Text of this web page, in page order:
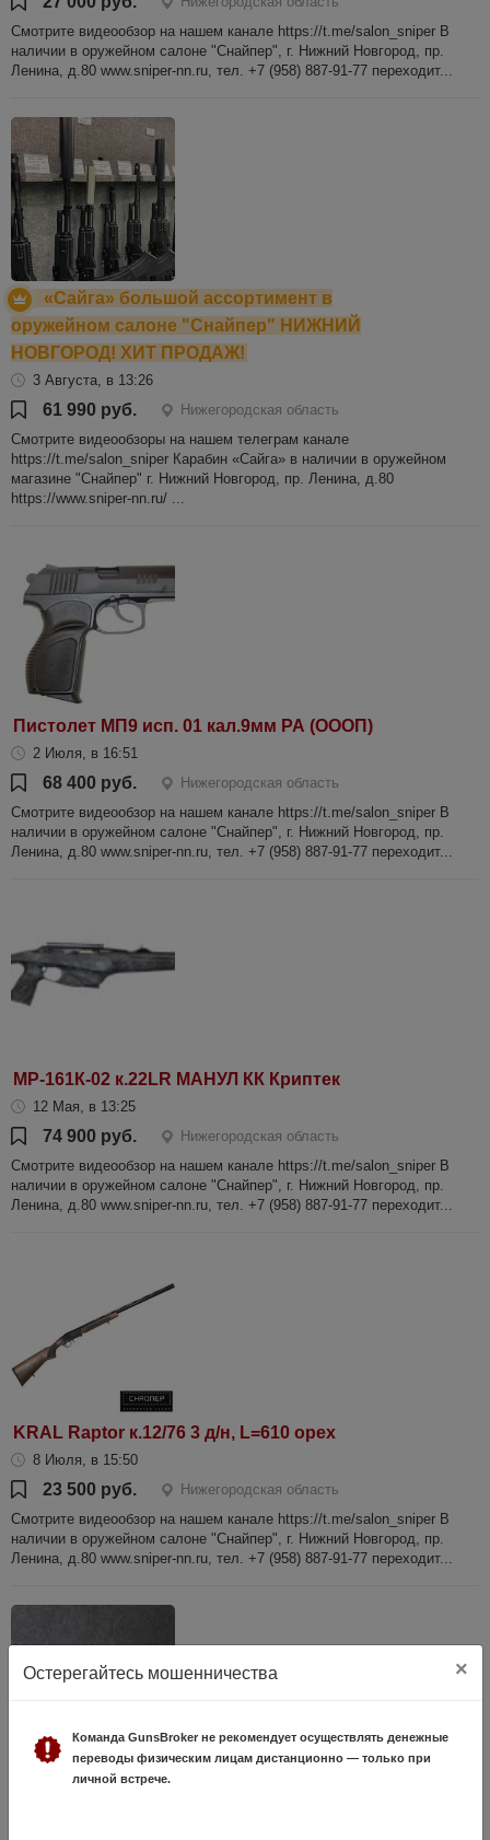
Смотрите видеообзор на нашем канале https://t.me/salon_sniper В
наличии в оружейном салоне "Снайпер", г. Нижний Новгород, пр.
Ленина, д.80 www.sniper-nn.ru, тел. +7 (958) 887-91-77 переходит...
«Сайга» большой ассортимент в
оружейном салоне "Снайпер" НИЖНИЙ
НОВГОРОД! ХИТ ПРОДАЖ!
3 Августа, в 13:26
61 990 руб.
Нижегородская область
Cмотрите видеообзоры на нашем телеграм канале
https://t.me/salon_sniper Карабин «Сайга» в наличии в оружейном
магазине "Снайпер" г. Нижний Новгород, пр. Ленина, д.80
https://www.sniper-nn.ru/ ...
Пистолет МП9 исп. 01 кал.9мм РА (ОООП)
2 Июля, в 16:51
68 400 руб.
Нижегородская область
Смотрите видеообзор на нашем канале https://t.me/salon_sniper В
наличии в оружейном салоне "Снайпер", г. Нижний Новгород, пр.
Ленина, д.80 www.sniper-nn.ru, тел. +7 (958) 887-91-77 переходит...
МР-161К-02 к.22LR МАНУЛ КК Криптек
12 Мая, в 13:25
74 900 руб.
Нижегородская область
Смотрите видеообзор на нашем канале https://t.me/salon_sniper В
наличии в оружейном салоне "Снайпер", г. Нижний Новгород, пр.
Ленина, д.80 www.sniper-nn.ru, тел. +7 (958) 887-91-77 переходит...
KRAL Raptor к.12/76 3 д/н, L=610 орех
8 Июля, в 15:50
23 500 руб.
Нижегородская область
Смотрите видеообзор на нашем канале https://t.me/salon_sniper В
наличии в оружейном салоне "Снайпер", г. Нижний Новгород, пр.
Ленина, д.80 www.sniper-nn.ru, тел. +7 (958) 887-91-77 переходит...
Сайга к.7,62х39 №1038321
Остерегайтесь мошенничества ×
Команда GunsBroker не рекомендует осуществлять денежные
переводы физическим лицам дистанционно — только при
личной встрече.